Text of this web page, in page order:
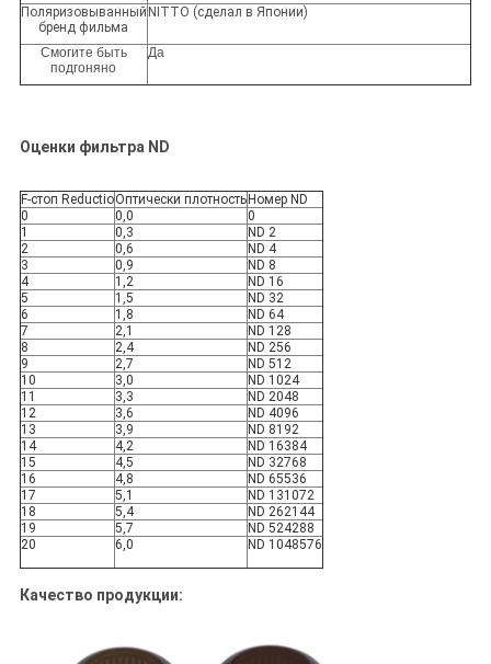
Поляризовыванный
бренд фильма
NITTO (сделал в Японии)
Смогите быть
подгоняно
Да
Оценки фильтра ND
F-стоп ReductioОптически плотность Номер ND
0
0,0
0
1
0,3
ND 2
2
0,6
ND 4
3
0,9
ND 8
4
1,2
ND 16
5
1,5
ND 32
6
1,8
ND 64
7
2,1
ND 128
8
2,4
ND 256
9
2,7
ND 512
10
3,0
ND 1024
11
3,3
ND 2048
12
3,6
ND 4096
13
3,9
ND 8192
14
4,2
ND 16384
15
4,5
ND 32768
16
4,8
ND 65536
17
5,1
ND 131072
18
5,4
ND 262144
19
5,7
ND 524288
20
6,0 ND 1048576
Качество продукции: